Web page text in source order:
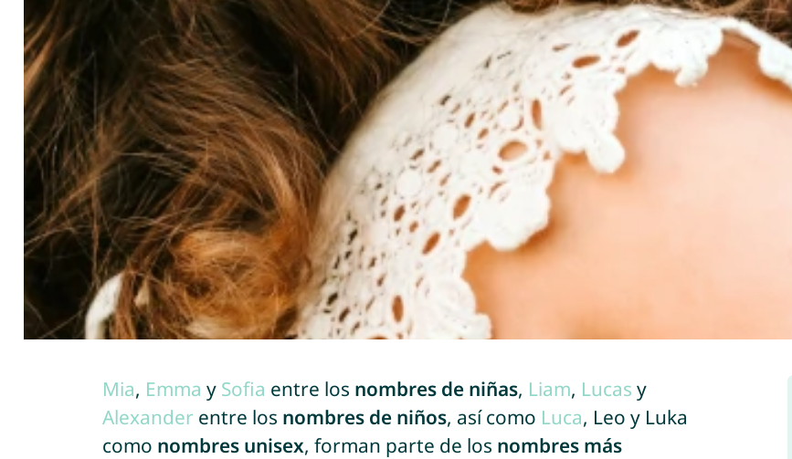
Mia, Emma y Sofia entre los nombres de niñas, Liam, Lucas y
Alexander entre los nombres de niños, así como Luca, Leo y Luka
como nombres unisex, forman parte de los nombres más